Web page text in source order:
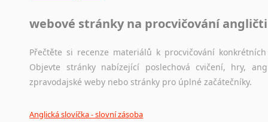
webové stránky na procvičování
Přečtěte si recenze materiálů k procvičování
Objevte stránky nabízející poslechová cvičení, hry,
zpravodajské weby nebo stránky pro úplné začátečníky.
Anglická slovíčka - slovní zásoba